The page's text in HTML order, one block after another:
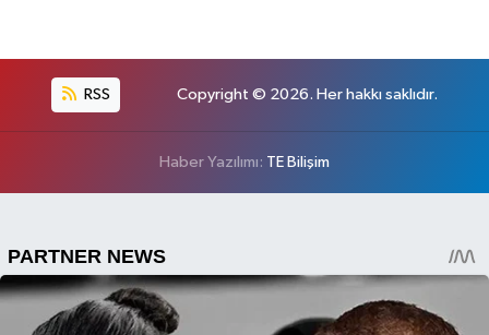
RSS Copyright © 2026. Her hakkı saklıdır.
Haber Yazılımı: TE Bilişim